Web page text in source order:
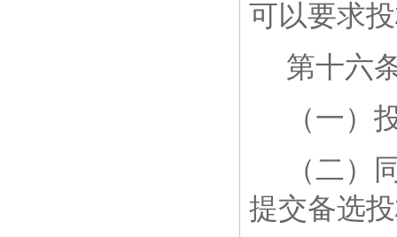
可以要求
第十六
（一）
（二）
提交备选